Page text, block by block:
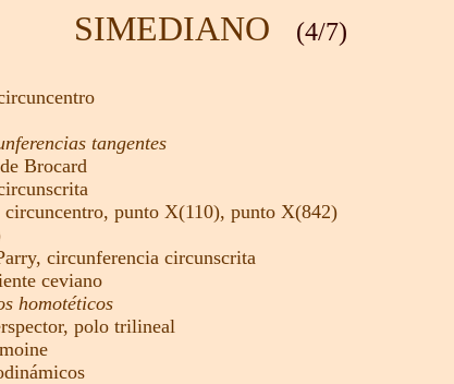
SIMEDIANO (4/7)
tangentes
Brocard
circuncentro, punto X(110), punto X(842)
circunferencia circunscrita
ceviano
homotéticos
polo trilineal